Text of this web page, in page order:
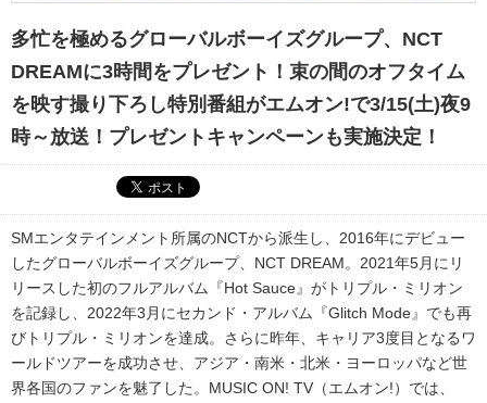
多忙を極めるグローバルボーイズグループ、NCT
DREAMに3時間をプレゼント！束の間のオフタイム
を映す撮り下ろし特別番組がエムオン!で3/15(土)夜9
時～放送！プレゼントキャンペーンも実施決定！
SMエンタテインメント所属のNCTから派生し、2016年にデビュー
したグローバルボーイズグループ、NCT DREAM。2021年5月にリ
リースした初のフルアルバム『Hot Sauce』がトリプル・ミリオン
を記録し、2022年3月にセカンド・アルバム『Glitch Mode』でも再
びトリプル・ミリオンを達成。さらに昨年、キャリア3度目となるワ
ールドツアーを成功させ、アジア・南米・北米・ヨーロッパなど世
界各国のファンを魅了した。MUSIC ON! TV（エムオン!）では、